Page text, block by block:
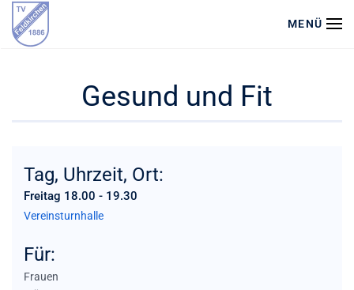
Zum Hauptinhalt springen
MENÜ
Gesund und Fit
Tag, Uhrzeit, Ort:
Freitag 18.00 - 19.30
Vereinsturnhalle
Für:
Frauen